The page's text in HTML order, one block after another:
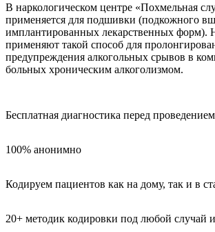
В наркологическом центре «Похмельная
применяется для подшивки (подкожного
имплантированных лекарственных форм).
применяют такой способ для
предупреждения алкогольных срывов в
больных хроническим алкоголизмом.
Бесплатная диагностика перед
100% анонимно
Кодируем пациентов как на дому, так и в
20+ методик кодировки под любой случай